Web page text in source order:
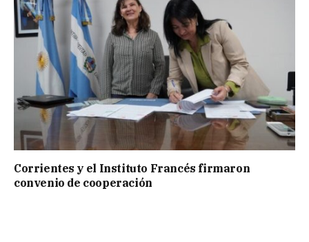
Corrientes y el Instituto Francés firmaron
convenio de cooperación